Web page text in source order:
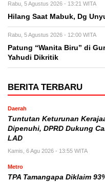
Rabu, 5 Agustus 2026 - 13:21 WITA
Hilang Saat Mabuk, Dg
Rabu, 5 Agustus 2026 - 12:00 WITA
Patung “Wanita Biru” di
Yahudi Dikritik
BERITA TERBARU
Daerah
Tuntutan Keturunan
Dipenuhi, DPRD Dukung
LAD
Kamis, 6 Agu 2026 - 13:55 WITA
Metro
TPA Tamangapa Diklaim